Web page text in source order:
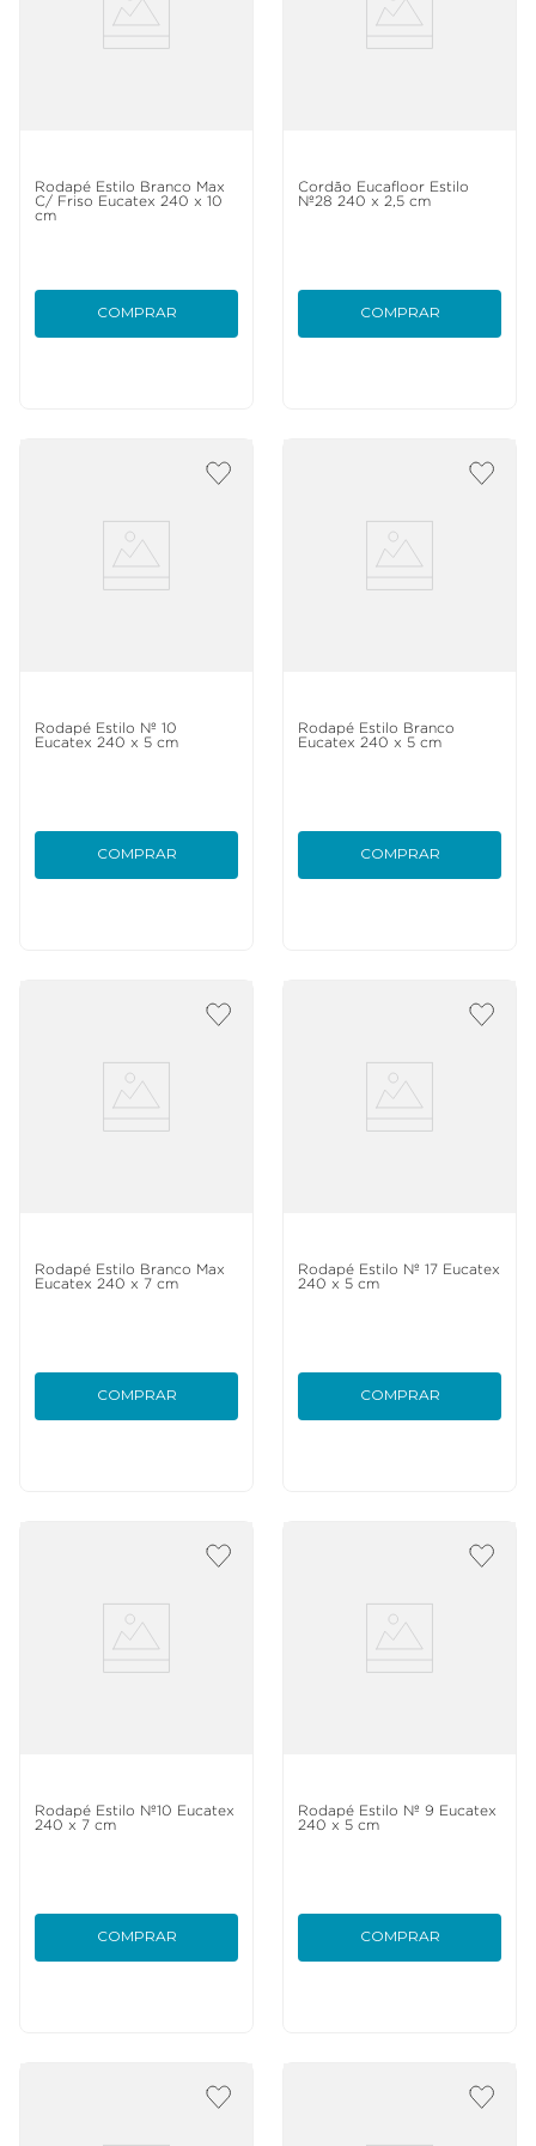
Rodapé Estilo Branco Max
C/ Friso Eucatex 240 x 10
cm
COMPRAR
Cordão Eucafloor Estilo
Nº28 240 x 2,5 cm
COMPRAR
Rodapé Estilo Nº 10
Eucatex 240 x 5 cm
COMPRAR
Rodapé Estilo Branco
Eucatex 240 x 5 cm
COMPRAR
Rodapé Estilo Branco Max
Eucatex 240 x 7 cm
COMPRAR
Rodapé Estilo Nº 17 Eucatex
240 x 5 cm
COMPRAR
Rodapé Estilo Nº10 Eucatex
240 x 7 cm
COMPRAR
Rodapé Estilo Nº 9 Eucatex
240 x 5 cm
COMPRAR